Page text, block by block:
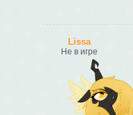
Lissa
Не в игре